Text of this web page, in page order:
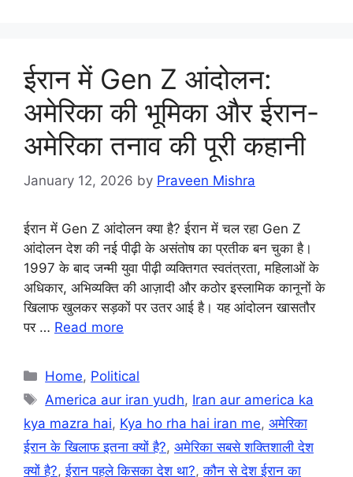
ईरान में Gen Z आंदोलन:
अमेरिका की भूमिका और ईरान-
अमेरिका तनाव की पूरी कहानी
January 12, 2026 by Praveen Mishra
ईरान में Gen Z आंदोलन क्या है? ईरान में चल रहा Gen Z
आंदोलन देश की नई पीढ़ी के असंतोष का प्रतीक बन चुका है।
1997 के बाद जन्मी युवा पीढ़ी व्यक्तिगत स्वतंत्रता, महिलाओं के
अधिकार, अभिव्यक्ति की आज़ादी और कठोर इस्लामिक कानूनों के
खिलाफ खुलकर सड़कों पर उतर आई है। यह आंदोलन खासतौर
पर … Read more
Categories
Home, Political
Tags
America aur iran yudh, Iran aur america ka
kya mazra hai, Kya ho rha hai iran me, अमेरिका
ईरान के खिलाफ इतना क्यों है?, अमेरिका सबसे शक्तिशाली देश
क्यों है?,ईरान पहले किसका देश था?,कौन से देश ईरान का